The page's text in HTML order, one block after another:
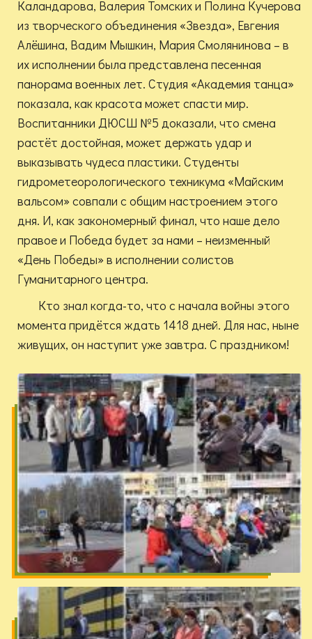
Каландарова, Валерия Томских и Полина Кучерова
из творческого объединения «Звезда», Евгения
Алёшина, Вадим Мышкин, Мария Смолянинова – в
их исполнении была представлена песенная
панорама военных лет. Студия «Академия танца»
показала, как красота может спасти мир.
Воспитанники ДЮСШ №5 доказали, что смена
растёт достойная, может держать удар и
выказывать чудеса пластики. Студенты
гидрометеорологического техникума «Майским
вальсом» совпали с общим настроением этого
дня. И, как закономерный финал, что наше дело
правое и Победа будет за нами – неизменный
«День Победы» в исполнении солистов
Гуманитарного центра.
Кто знал когда-то, что с начала войны этого
момента придётся ждать 1418 дней. Для нас, ныне
живущих, он наступит уже завтра. С праздником!